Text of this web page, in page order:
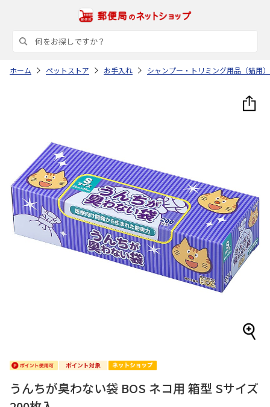
ホーム ペットストア お手入れ シャンプー・トリミング用品（猫用）
うんちが臭わない袋 BOS ネコ用 箱型 Sサイズ